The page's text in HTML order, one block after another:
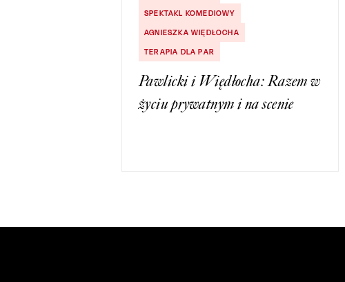
SPEKTAKL KOMEDIOWY
AGNIESZKA WIĘDŁOCHA
TERAPIA DLA PAR
Pawlicki i Więdłocha: Razem w
życiu prywatnym i na scenie